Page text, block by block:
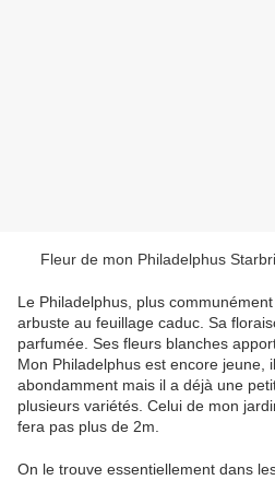
Fleur de mon Philadelphus
Le Philadelphus, plus
arbuste au feuillage caduc. Sa
parfumée . Ses fleurs blanches
Mon Philadelphus est encore jeune,
abondamment mais il a déjà une
plusieurs variétés. Celui de mon
fera pas plus de 2m.
On le trouve essentiellement dans